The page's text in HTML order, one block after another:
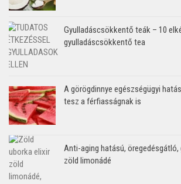
Gyulladáscsökkentő teák – 10
gyulladáscsökkentő tea
A görögdinnye egészségügyi
tesz a férfiasságnak is
Anti-aging hatású,
zöld limonádé